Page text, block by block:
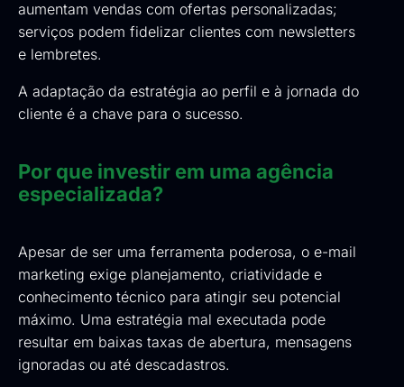
aumentam vendas com ofertas personalizadas;
serviços podem fidelizar clientes com newsletters
e lembretes.
A adaptação da estratégia ao perfil e à jornada do
cliente é a chave para o sucesso.
Por que investir em uma agência
especializada?
Apesar de ser uma ferramenta poderosa, o e-mail
marketing exige planejamento, criatividade e
conhecimento técnico para atingir seu potencial
máximo. Uma estratégia mal executada pode
resultar em baixas taxas de abertura, mensagens
ignoradas ou até descadastros.